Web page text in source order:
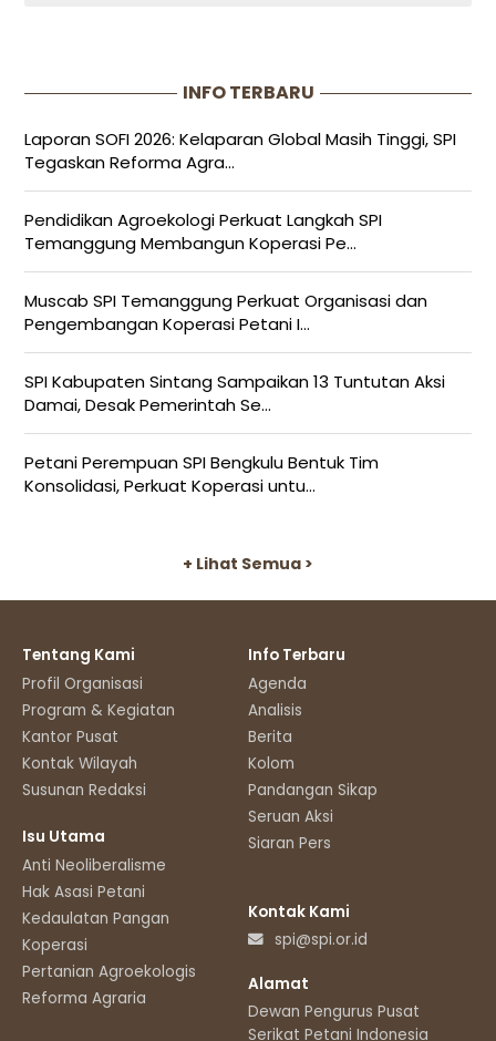
INFO TERBARU
Laporan SOFI 2026: Kelaparan Global Masih Tinggi, SPI
Tegaskan Reforma Agra...
Pendidikan Agroekologi Perkuat Langkah SPI
Temanggung Membangun Koperasi Pe...
Muscab SPI Temanggung Perkuat Organisasi dan
Pengembangan Koperasi Petani I...
SPI Kabupaten Sintang Sampaikan 13 Tuntutan Aksi
Damai, Desak Pemerintah Se...
Petani Perempuan SPI Bengkulu Bentuk Tim
Konsolidasi, Perkuat Koperasi untu...
+ Lihat Semua >
Tentang Kami
Profil Organisasi
Program & Kegiatan
Kantor Pusat
Kontak Wilayah
Susunan Redaksi
Isu Utama
Anti Neoliberalisme
Hak Asasi Petani
Kedaulatan Pangan
Koperasi
Pertanian Agroekologis
Reforma Agraria
Info Terbaru
Agenda
Analisis
Berita
Kolom
Pandangan Sikap
Seruan Aksi
Siaran Pers
Kontak Kami
spi@spi.or.id
Alamat
Dewan Pengurus Pusat
Serikat Petani Indonesia